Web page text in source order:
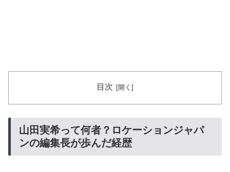
目次
山田実希って何者？ロケーションジャパ
ンの編集長が歩んだ経歴